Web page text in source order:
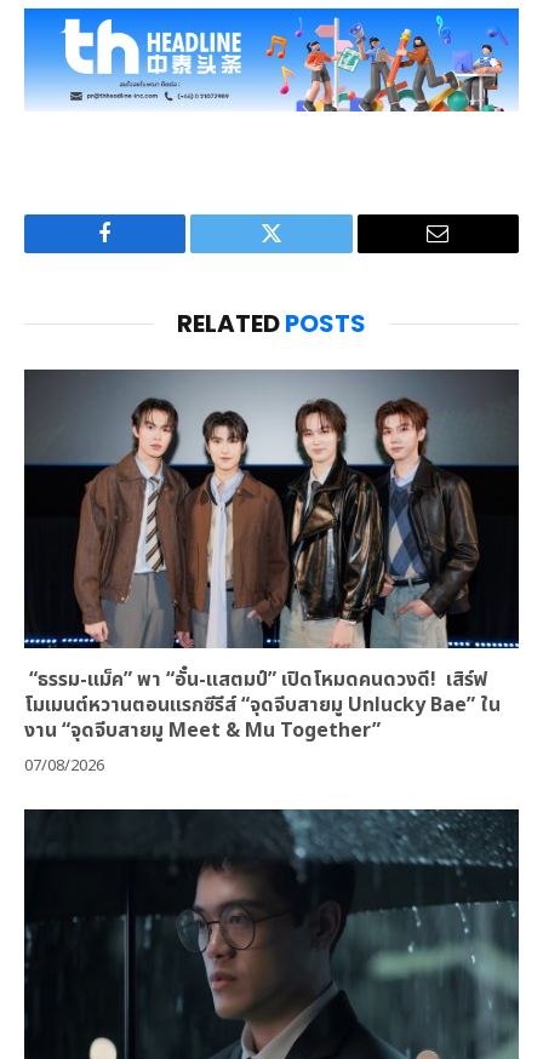
Facebook Twitter Email
RELATEDPOSTS
“ธรรม-แม็ค” พา “อั๋น-แสตมป์” เปิดโหมดคนดวงดี! เสิร์ฟ
โมเมนต์หวานตอนแรกซีรีส์ “จุดจีบสายมู Unlucky Bae” ใน
งาน “จุดจีบสายมู Meet & Mu Together”
07/08/2026